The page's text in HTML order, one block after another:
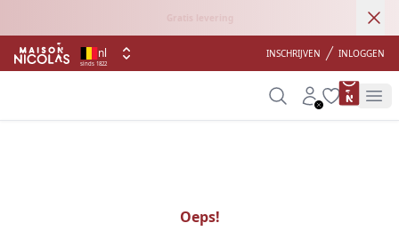
sinds 1822
nl INSCHRIJVEN INLOGGEN
SearchAccount
Wishlist
Oeps!